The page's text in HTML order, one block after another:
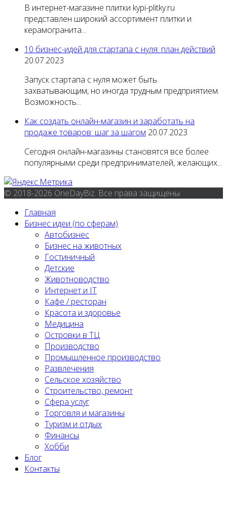
В интернет-магазине плитки kypi-plitky.ru
представлен широкий ассортимент плитки и
керамогранита...
10 бизнес-идей для стартапа с нуля: план действий
20.07.2023
Запуск стартапа с нуля может быть
захватывающим, но иногда трудным предприятием.
Возможность...
Как создать онлайн-магазин и заработать на
продаже товаров: шаг за шагом 20.07.2023
Сегодня онлайн-магазины становятся все более
популярными среди предпринимателей, желающих...
© 2018-2026 OneDayBiz. Все права защищены.
Главная
Бизнес идеи (по сферам)
Автобизнес
Бизнес на животных
Гостиничный
Детские
Животноводство
Интернет и IT
Кафе / ресторан
Красота и здоровье
Медицина
Островки в ТЦ
Производство
Промышленное производство
Развлечения
Сельское хозяйство
Строительство, ремонт
Сфера услуг
Торговля и магазины
Туризм и отдых
Финансы
Хобби
Блог
Контакты